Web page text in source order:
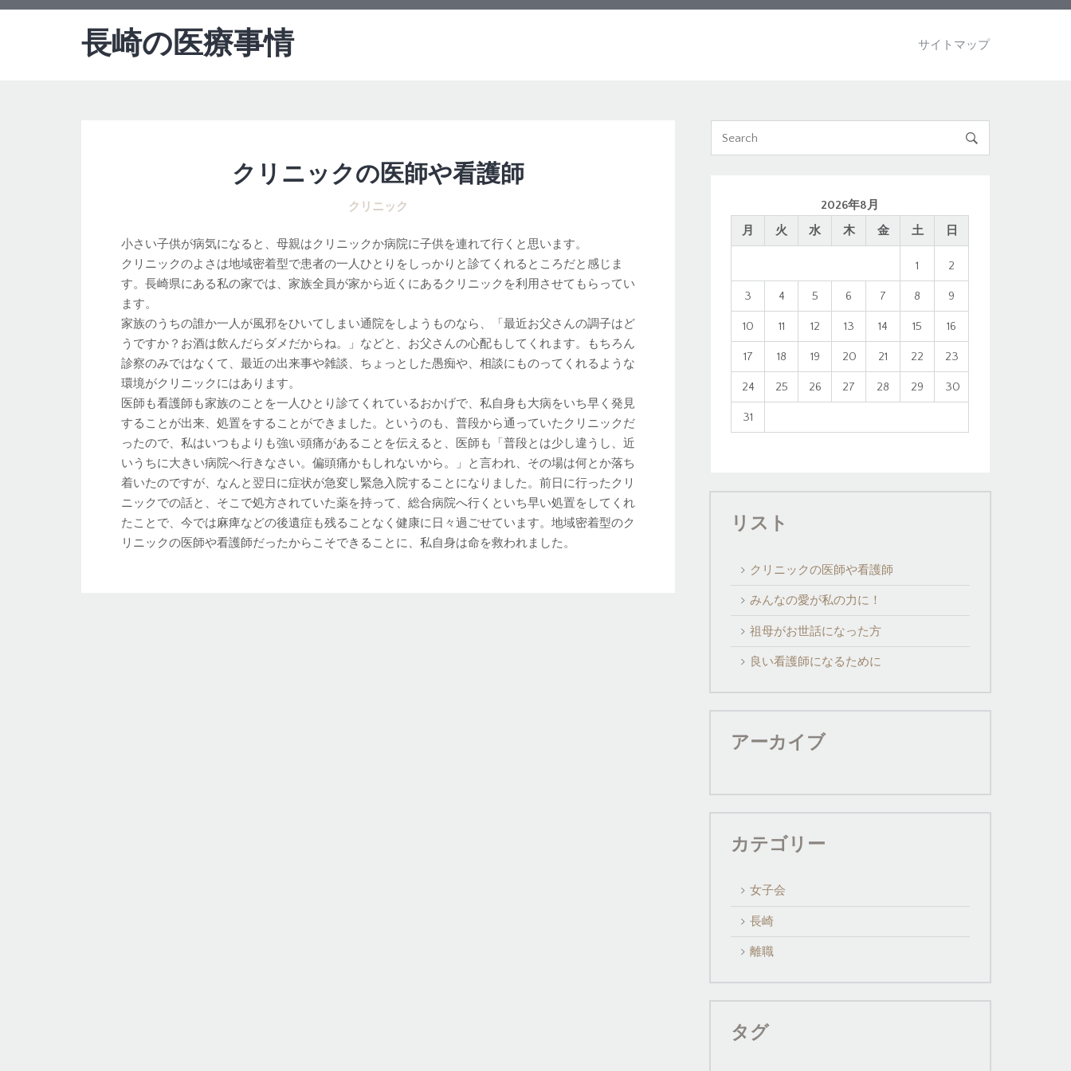
長崎の医療事情 サイトマップ
クリニックの医師や看護師
クリニック
小さい子供が病気になると、母親はクリニックか病院に子供を連れて行くと思います。
クリニックのよさは地域密着型で患者の一人ひとりをしっかりと診てくれるところだと感じま
す。長崎県にある私の家では、家族全員が家から近くにあるクリニックを利用させてもらってい
ます。
家族のうちの誰か一人が風邪をひいてしまい通院をしようものなら、「最近お父さんの調子はど
うですか？お酒は飲んだらダメだからね。」などと、お父さんの心配もしてくれます。もちろん
診察のみではなくて、最近の出来事や雑談、ちょっとした愚痴や、相談にものってくれるような
環境がクリニックにはあります。
医師も看護師も家族のことを一人ひとり診てくれているおかげで、私自身も大病をいち早く発見
することが出来、処置をすることができました。というのも、普段から通っていたクリニックだ
ったので、私はいつもよりも強い頭痛があることを伝えると、医師も「普段とは少し違うし、近
いうちに大きい病院へ行きなさい。偏頭痛かもしれないから。」と言われ、その場は何とか落ち
着いたのですが、なんと翌日に症状が急変し緊急入院することになりました。前日に行ったクリ
ニックでの話と、そこで処方されていた薬を持って、総合病院へ行くといち早い処置をしてくれ
たことで、今では麻痺などの後遺症も残ることなく健康に日々過ごせています。地域密着型のク
リニックの医師や看護師だったからこそできることに、私自身は命を救われました。

2026年8月
月
火 水 木 金 土 日
1 2
3 4 5 6 7 8 9
10 11 12 13 14 15 16
17 18 19 20 21 22 23
24 25 26 27 28 29 30
31
リスト
クリニックの医師や看護師
みんなの愛が私の力に！
祖母がお世話になった方
良い看護師になるために
アーカイブ
カテゴリー
女子会
長崎
離職
タグ